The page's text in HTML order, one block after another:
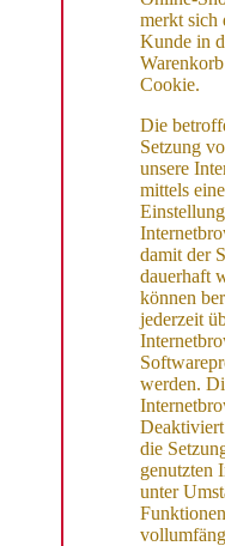
merkt sich
Kunde in
Cookie.
Die
Setzung
unsere
mittels
damit der
dauerhaft
können
jederzeit
werden.
die
genutzten
unter